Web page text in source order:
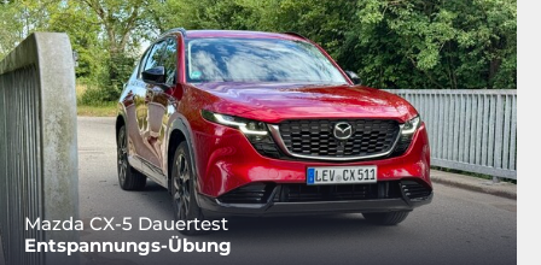
Mazda CX-5 Dauertest
Entspannungs-Übung